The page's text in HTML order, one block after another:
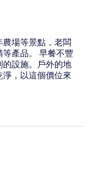
場等景點，老闆
產品。 早餐不豐
設施。戶外的地
，以這個價位來